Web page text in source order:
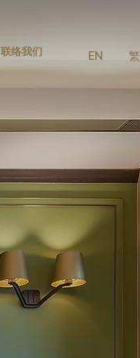
联络我们 EN 繁